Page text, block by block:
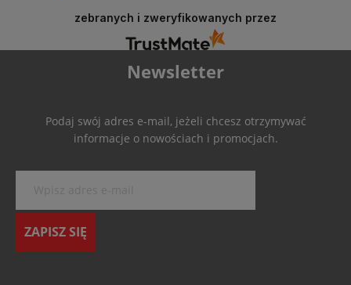
najlepszym sklepem. Z czystym sumieniem
poleciłbym Przyczółek każdemu. A no i
czas realizacji, wybór płatności,
sposobów dostawy, wygoda użycia strony
i wszystkie pozostałe ważne rzeczy w
chcesz się skupić tworząc ten sklep
właściciele odpowiedzieli „tak”.
zebranych i zweryfikowanych przez
Newsletter
Podaj swój adres e-mail, jeżeli chcesz otrzymywać
informacje o nowościach i promocjach.
ZAPISZ SIĘ